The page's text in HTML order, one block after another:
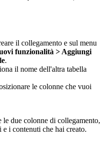
il collegamento e sul menu
funzionalità > Aggiungi
.
il nome dell'altra tabella
le colonne che vuoi
le due colonne di collegamento,
i contenuti che hai creato.